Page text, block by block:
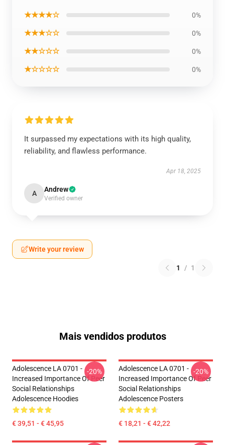
★★★★☆ 0%
★★★☆☆ 0%
★★☆☆☆ 0%
★☆☆☆☆ 0%
It surpassed my expectations with its high quality,
reliability, and flawless performance.
Apr 18, 2025
A Andrew
Verified owner
Write your review
1 / 1
Mais vendidos produtos
Adolescence LA 0701 -
Increased Importance Of Peer
Social Relationships
Adolescence Hoodies
€ 39,51 - € 45,95
-20%
Adolescence LA 0701 -
Increased Importance Of Peer
Social Relationships
Adolescence Posters
€ 18,21 - € 42,22
-20%